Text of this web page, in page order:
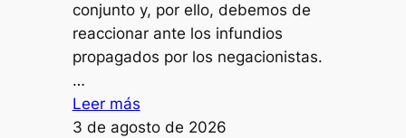
conjunto y, por ello, debemos de
reaccionar ante los infundios
propagados por los negacionistas.
…
Leer más:
Cambio
3 de agosto de 2026